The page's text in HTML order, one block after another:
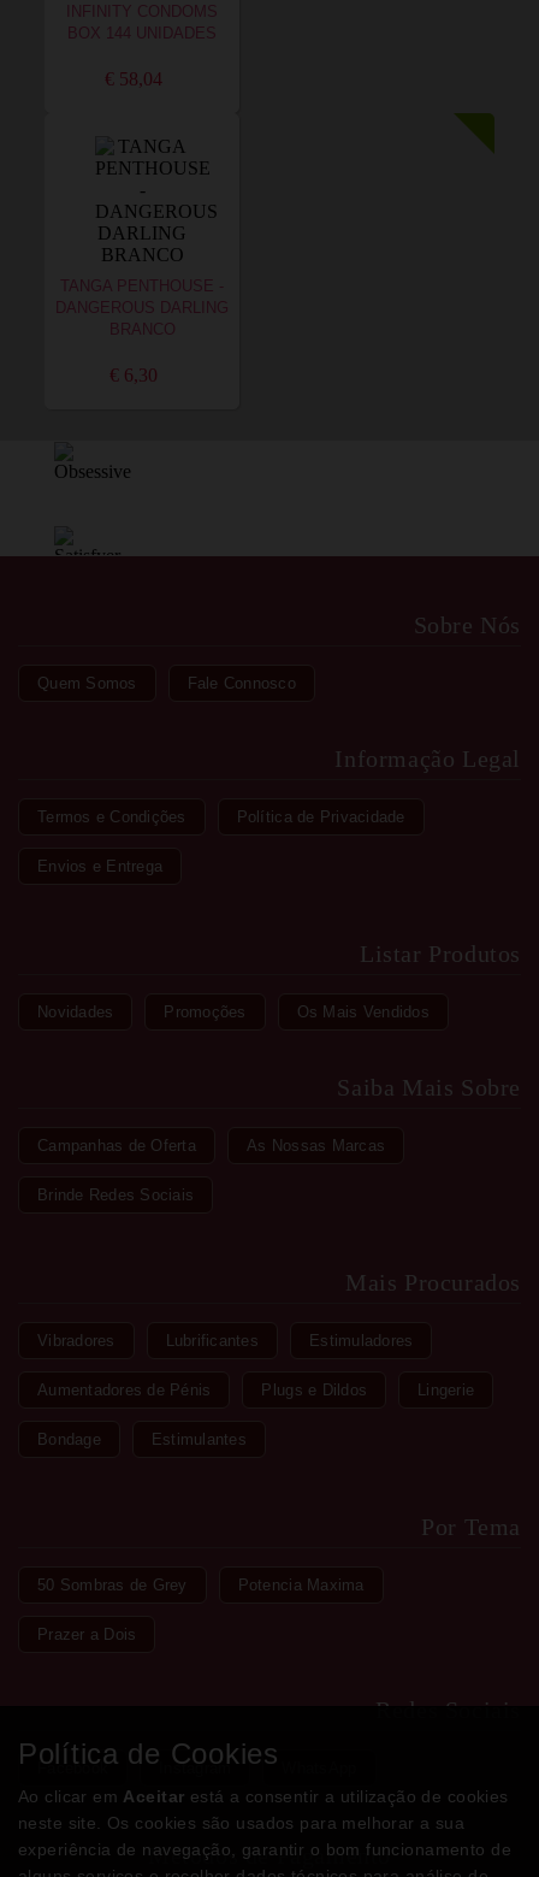
INFINITY CONDOMS
BOX 144 UNIDADES
€ 58,04
TANGA PENTHOUSE -
DANGEROUS DARLING
BRANCO
€ 6,30
Sobre Nós
Quem Somos Fale Connosco
Informação Legal
Termos e Condições Política de Privacidade
Envios e Entrega
Listar Produtos
Novidades Promoções Os Mais Vendidos
Saiba Mais Sobre
Campanhas de Oferta As Nossas Marcas
Brinde Redes Sociais
Mais Procurados
Vibradores Lubrificantes Estimuladores
Aumentadores de Pénis Plugs e Dildos Lingerie
Bondage Estimulantes
Por Tema
50 Sombras de Grey Potencia Maxima
Prazer a Dois
Redes Sociais
Facebook Instagram
Métodos de Pagamento
Política de Cookies
Ao clicar em Aceitar está a consentir a utilização de cookies
neste site. Os cookies são usados para melhorar a sua
experiência de navegação, garantir o bom funcionamento de